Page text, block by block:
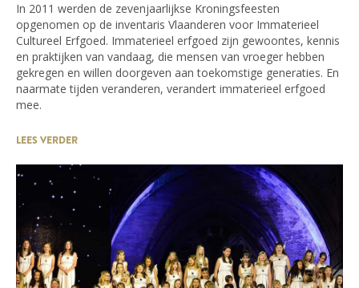
In 2011 werden de zevenjaarlijkse Kroningsfeesten
opgenomen op de inventaris Vlaanderen voor Immaterieel
Cultureel Erfgoed. Immaterieel erfgoed zijn gewoontes, kennis
en praktijken van vandaag, die mensen van vroeger hebben
gekregen en willen doorgeven aan toekomstige generaties. En
naarmate tijden veranderen, verandert immaterieel erfgoed
mee.
LEES VERDER